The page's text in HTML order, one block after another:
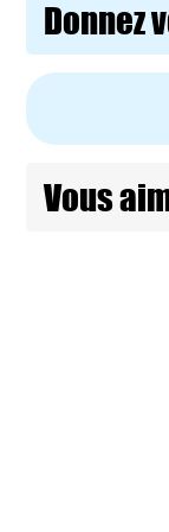
Donnez
Vous